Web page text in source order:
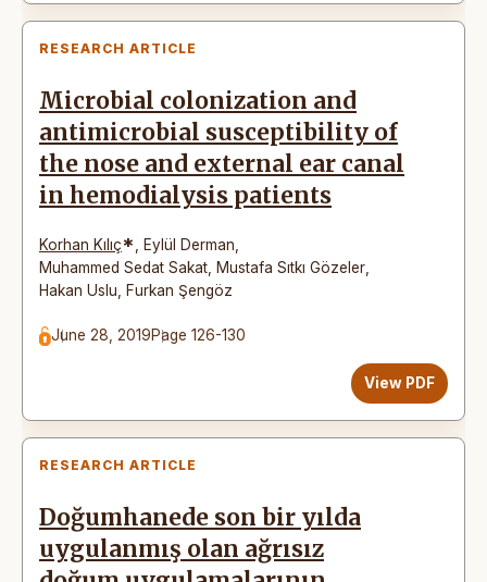
RESEARCH ARTICLE
Microbial colonization and
antimicrobial susceptibility of
the nose and external ear canal
in hemodialysis patients
Korhan Kılıç* Eylül Derman
Muhammed Sedat Sakat
Mustafa Sıtkı Gözeler
Hakan Uslu
Furkan Şengöz
June 28, 2019Page 126-130
View PDF
RESEARCH ARTICLE
Doğumhanede son bir yılda
uygulanmış olan ağrısız